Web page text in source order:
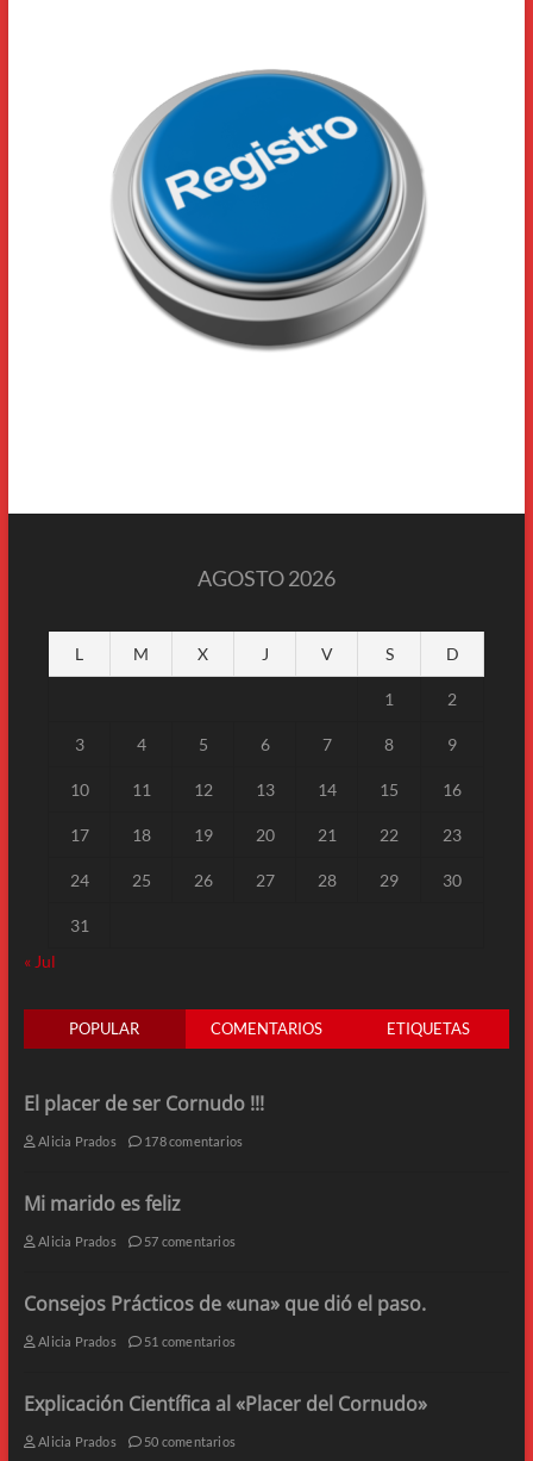
AGOSTO 2026
L M X J V S D
1 2
3 4 5 6 7 8 9
10 11 12 13 14 15 16
17 18 19 20 21 22 23
24 25 26 27 28 29 30
31
« Jul
POPULAR COMENTARIOS ETIQUETAS
El placer de ser Cornudo !!!
Alicia Prados 178 comentarios
Mi marido es feliz
Alicia Prados 57 comentarios
Consejos Prácticos de «una» que dió el paso.
Alicia Prados 51 comentarios
Explicación Científica al «Placer del Cornudo»
Alicia Prados 50 comentarios